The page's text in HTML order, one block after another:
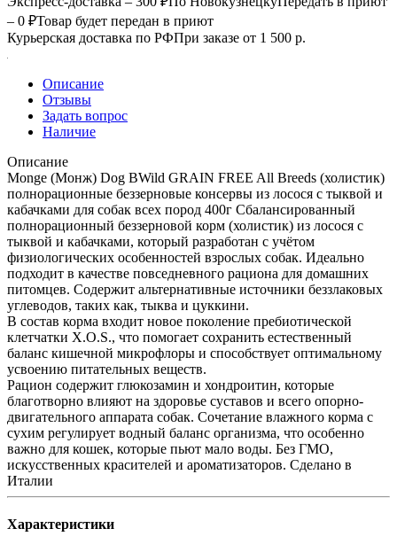
– 0 ₽Товар будет передан в приют
Курьерская доставка по РФПри заказе от 1 500 р.
Описание
Отзывы
Задать вопрос
Наличие
Описание
Monge (Монж) Dog BWild GRAIN FREE All Breeds (холистик)
полнорационные беззерновые консервы из лосося с тыквой и
кабачками для собак всех пород 400г Сбалансированный
полнорационный беззерновой корм (холистик) из лосося с
тыквой и кабачками, который разработан с учётом
физиологических особенностей взрослых собак. Идеально
подходит в качестве повседневного рациона для домашних
питомцев. Содержит альтернативные источники беззлаковых
углеводов, таких как, тыква и цуккини.
В состав корма входит новое поколение пребиотической
клетчатки Х.О.S., что помогает сохранить естественный
баланс кишечной микрофлоры и способствует оптимальному
усвоению питательных веществ.
Рацион содержит глюкозамин и хондроитин, которые
благотворно влияют на здоровье суставов и всего опорно-
двигательного аппарата собак. Сочетание влажного корма с
сухим регулирует водный баланс организма, что особенно
важно для кошек, которые пьют мало воды. Без ГМО,
искусственных красителей и ароматизаторов. Сделано в
Италии
Характеристики